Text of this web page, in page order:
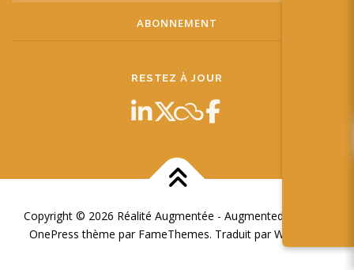
RESTEZ À JOUR
Copyright © 2026 Réalité Augmentée - Augmented Reality
OnePress thème par FameThemes. Traduit par Wp Trads.